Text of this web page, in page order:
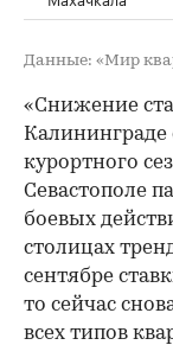
Данные: «Мир
«Снижение
Калининграде
курортного
Севастополе
боевых
столицах
сентябре
то сейчас
всех типов